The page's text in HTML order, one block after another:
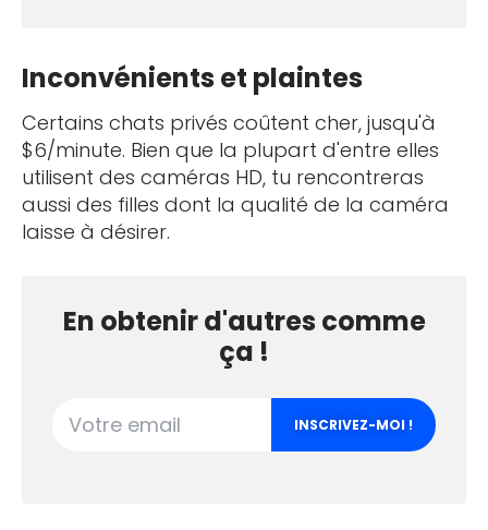
Inconvénients et plaintes
Certains chats privés coûtent cher, jusqu'à
$6/minute. Bien que la plupart d'entre elles
utilisent des caméras HD, tu rencontreras
aussi des filles dont la qualité de la caméra
laisse à désirer.
En obtenir d'autres comme
ça !
INSCRIVEZ-MOI !